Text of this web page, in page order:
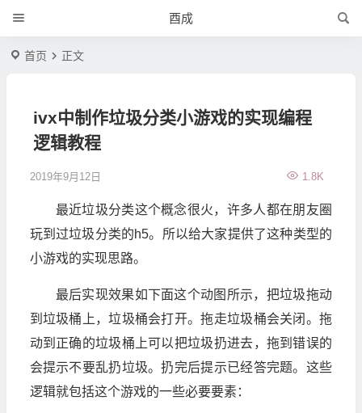
酉成
首页 正文
ivx中制作垃圾分类小游戏的实现编程
逻辑教程
2019年9月12日 1.8K
最近垃圾分类这个概念很火，许多人都在朋友圈
玩到过垃圾分类的h5。所以给大家提供了这种类型的
小游戏的实现思路。
最后实现效果如下面这个动图所示，把垃圾拖动
到垃圾桶上，垃圾桶会打开。拖走垃圾桶会关闭。拖
动到正确的垃圾桶上可以把垃圾扔进去，拖到错误的
会提示不要乱扔垃圾。扔完后提示已经答完题。这些
逻辑就包括这个游戏的一些必要要素：